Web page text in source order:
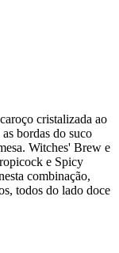
cristalizada ao
bordas do suco
Witches' Brew e
e Spicy
combinação,
todos do lado doce